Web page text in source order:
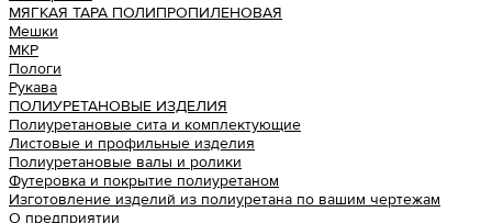
МЯГКАЯ ТАРА ПОЛИПРОПИЛЕНОВАЯ
Мешки
МКР
Пологи
Рукава
ПОЛИУРЕТАНОВЫЕ ИЗДЕЛИЯ
Полиуретановые сита и комплектующие
Листовые и профильные изделия
Полиуретановые валы и ролики
Футеровка и покрытие полиуретаном
Изготовление изделий из полиуретана по вашим чертежам
О предприятии